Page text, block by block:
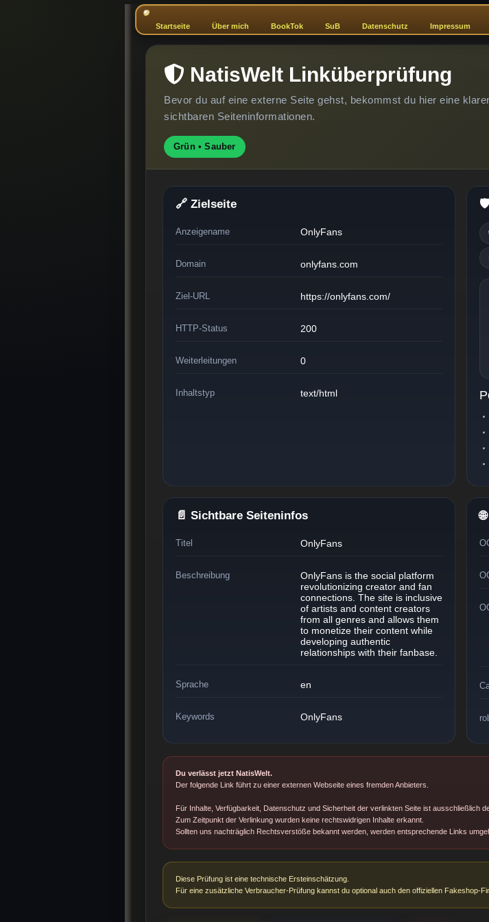
Startseite Über mich BookTok SuB Datenschutz Impressum
NatisWelt Linküberprüfung
Bevor du auf eine externe Seite gehst, bekommst du hier eine
sichtbaren Seiteninformationen.
Grün • Sauber
🔗 Zielseite
Anzeigename OnlyFans
Domain onlyfans.com
Ziel-URL https://onlyfans.com/
HTTP-Status 200
Weiterleitungen 0
Inhaltstyp text/html
📄 Sichtbare Seiteninfos
Titel OnlyFans
Beschreibung
OnlyFans is the social platform
revolutionizing creator and fan
connections. The site is inclusive
of artists and content creators
from all genres and allows them
to monetize their content while
developing authentic
relationships with their fanbase.
Sprache en
Keywords OnlyFans
Du verlässt jetzt NatisWelt.
Der folgende Link führt zu einer externen Webseite eines fremden Anbieters.
Für Inhalte, Verfügbarkeit, Datenschutz und Sicherheit der verlinkten Seite ist ausschließlich
Zum Zeitpunkt der Verlinkung wurden keine rechtswidrigen Inhalte erkannt.
Sollten uns nachträglich Rechtsverstöße bekannt werden, werden entsprechende Links
Diese Prüfung ist eine technische Ersteinschätzung.
Für eine zusätzliche Verbraucher-Prüfung kannst du optional auch den offiziellen Fakeshop-